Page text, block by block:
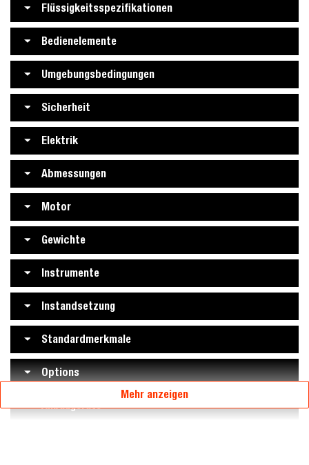
Flüssigkeitsspezifikationen
Bedienelemente
Umgebungsbedingungen
Sicherheit
Elektrik
Abmessungen
Motor
Gewichte
Instrumente
Instandsetzung
Standardmerkmale
Options
Anbaugeräte
Mehr anzeigen